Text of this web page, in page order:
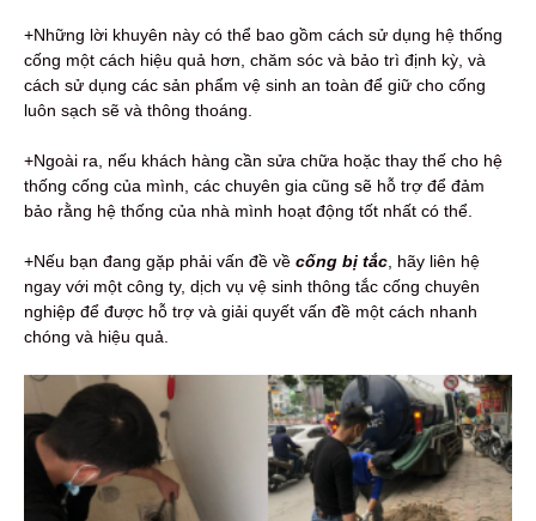
+Những lời khuyên này có thể bao gồm cách sử dụng hệ thống
cống một cách hiệu quả hơn, chăm sóc và bảo trì định kỳ, và
cách sử dụng các sản phẩm vệ sinh an toàn để giữ cho cống
luôn sạch sẽ và thông thoáng.
+Ngoài ra, nếu khách hàng cần sửa chữa hoặc thay thế cho hệ
thống cống của mình, các chuyên gia cũng sẽ hỗ trợ để đảm
bảo rằng hệ thống của nhà mình hoạt động tốt nhất có thể.
+Nếu bạn đang gặp phải vấn đề về cống bị tắc , hãy liên hệ
ngay với một công ty, dịch vụ vệ sinh thông tắc cống chuyên
nghiệp để được hỗ trợ và giải quyết vấn đề một cách nhanh
chóng và hiệu quả.